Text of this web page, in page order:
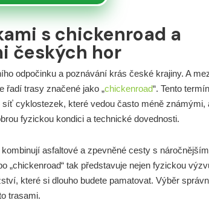
s chickenroad a
českých hor
odpočinku a poznávání krás české krajiny. A
řadí trasy značené jako „chickenroad“. Tento
cyklostezek, které vedou často méně známými,
fyzickou kondici a technické dovednosti.
asfaltové a zpevněné cesty s
„chickenroad“ tak představuje nejen fyzickou
které si dlouho budete pamatovat. Výběr
trasami.